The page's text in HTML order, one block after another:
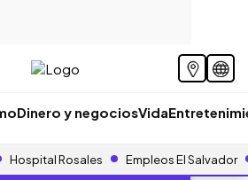
Dinero y negociosVida
Hospital Rosales Empleos El Salvador